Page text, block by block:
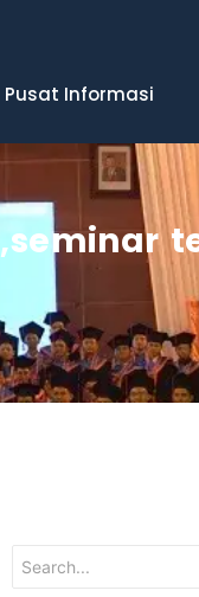
Pusat Informasi
,seminar